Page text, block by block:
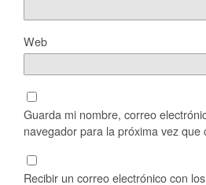
Web
Guarda mi nombre, correo
navegador para la próxima vez que
Recibir un correo electrónico con